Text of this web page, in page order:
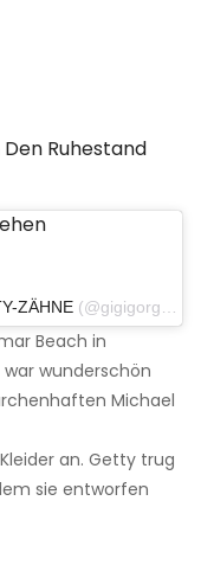
Ruhestand
ZÄHNE (@gigigorgeous) am 20. Juli 2019 um 14:22 Uhr PDT
Beach in
wunderschön
Michael
an. Getty trug
sie entworfen